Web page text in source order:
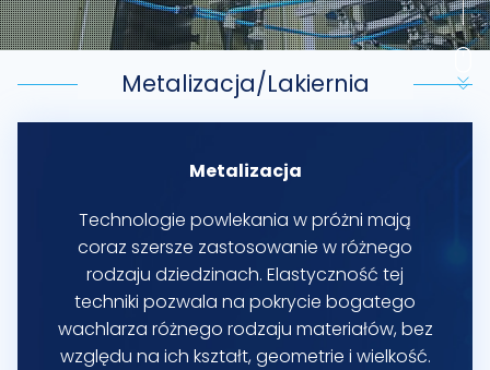
Metalizacja/Lakiernia
Metalizacja
Technologie powlekania w próżni mają
coraz szersze zastosowanie w różnego
rodzaju dziedzinach. Elastyczność tej
techniki pozwala na pokrycie bogatego
wachlarza różnego rodzaju materiałów, bez
względu na ich kształt, geometrie i wielkość.